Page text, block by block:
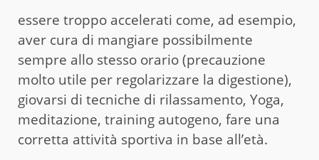
essere troppo accelerati come, ad esempio,
aver cura di mangiare possibilmente
sempre allo stesso orario (precauzione
molto utile per regolarizzare la digestione),
giovarsi di tecniche di rilassamento, Yoga,
meditazione, training autogeno, fare una
corretta attività sportiva in base all’età.